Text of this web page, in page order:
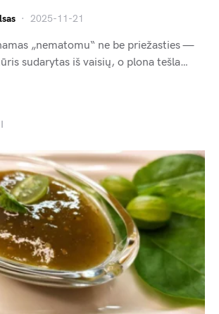
2025-11-21
„nematomu“ ne be priežasties —
sudarytas iš vaisių, o plona tešla…